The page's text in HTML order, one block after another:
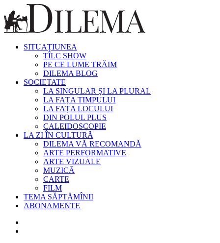
SITUAȚIUNEA
TÎLC SHOW
PE CE LUME TRĂIM
DILEMA BLOG
SOCIETATE
LA SINGULAR ȘI LA PLURAL
LA FAȚA TIMPULUI
LA FAȚA LOCULUI
DIN POLUL PLUS
CALEIDOSCOPIE
LA ZI ÎN CULTURĂ
DILEMA VĂ RECOMANDĂ
ARTE PERFORMATIVE
ARTE VIZUALE
MUZICĂ
CARTE
FILM
TEMA SĂPTĂMÎNII
ABONAMENTE